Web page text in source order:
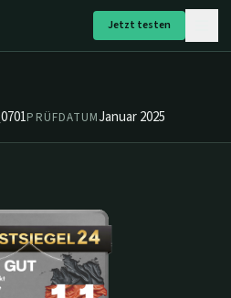
Jetzt testen
PRÜFDATUMJanuar 2025